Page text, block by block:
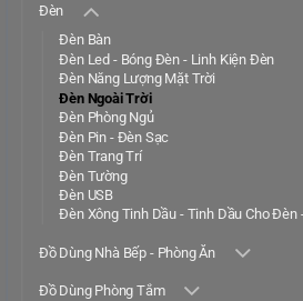
Đèn
Đèn Bàn
Đèn Led - Bóng Đèn - Linh Kiện Đèn
Đèn Năng Lượng Mặt Trời
Đèn Ngoài Trời
Đèn Phòng Ngủ
Đèn Pin - Đèn Sạc
Đèn Trang Trí
Đèn Tường
Đèn USB
Đèn Xông Tinh Dầu - Tinh Dầu Cho Đèn
Đồ Dùng Nhà Bếp - Phòng Ăn
Đồ Dùng Phòng Tắm